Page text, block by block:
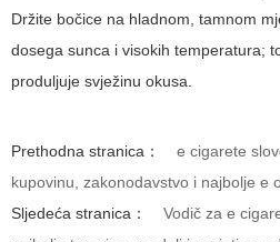
Držite bočice na hladnom, tamnom
dosega sunca i visokih temperatura;
produljuje svježinu okusa.
Prethodna stranica：
e cigarete
kupovinu, zakonodavstvo i najbolje e
Sljedeća stranica：
Vodič za e